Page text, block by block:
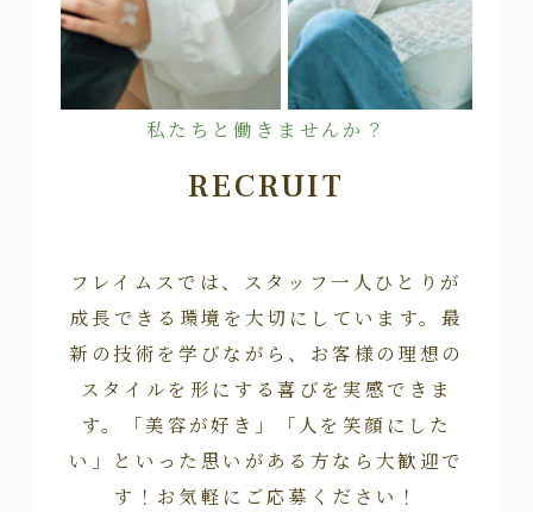
私たちと働きませんか？
RECRUIT
フレイムスでは、スタッフ一人ひとりが
成長できる環境を大切にしています。最
新の技術を学びながら、お客様の理想の
スタイルを形にする喜びを実感できま
す。「美容が好き」「人を笑顔にした
い」といった思いがある方なら大歓迎で
す！お気軽にご応募ください！